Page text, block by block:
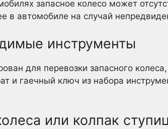
запасное колесо может
в автомобиле на случай
инструменты
для перевозки запасного
и гаечный ключ из набора
или колпак